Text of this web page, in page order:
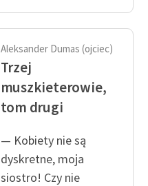
Aleksander Dumas (ojciec)
Trzej
muszkieterowie,
tom drugi
— Kobiety nie są
dyskretne, moja
siostro! Czy nie